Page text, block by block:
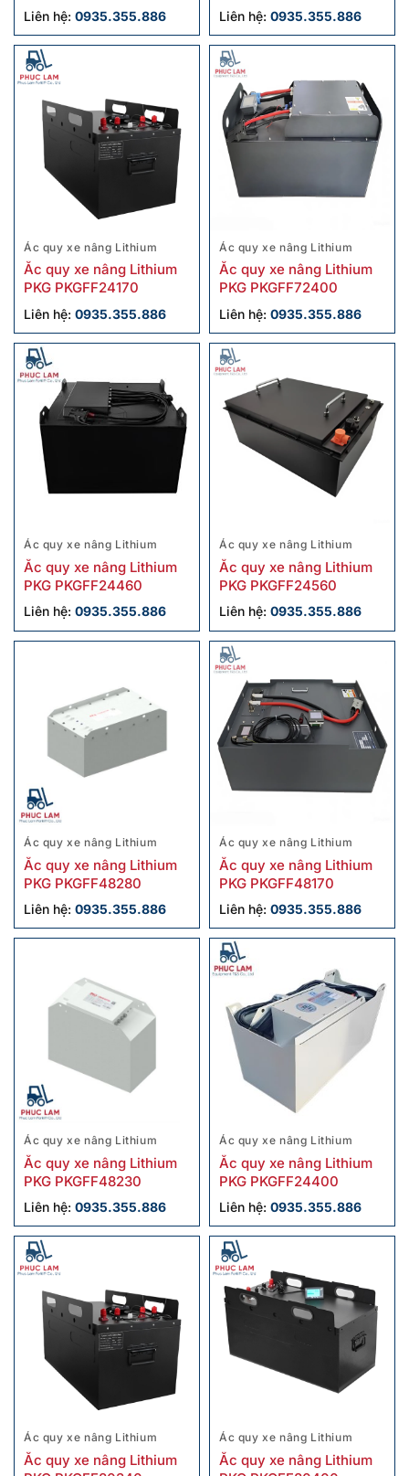
Liên hệ: 0935.355.886 Liên hệ: 0935.355.886
Ác quy xe nâng Lithium
Ắc quy xe nâng Lithium
PKG PKGFF24170
Liên hệ: 0935.355.886
Ác quy xe nâng Lithium
Ắc quy xe nâng Lithium
PKG PKGFF72400
Liên hệ: 0935.355.886
Ác quy xe nâng Lithium
Ắc quy xe nâng Lithium
PKG PKGFF24460
Liên hệ: 0935.355.886
Ác quy xe nâng Lithium
Ắc quy xe nâng Lithium
PKG PKGFF24560
Liên hệ: 0935.355.886
Ác quy xe nâng Lithium
Ắc quy xe nâng Lithium
PKG PKGFF48280
Liên hệ: 0935.355.886
Ác quy xe nâng Lithium
Ắc quy xe nâng Lithium
PKG PKGFF48170
Liên hệ: 0935.355.886
Ác quy xe nâng Lithium
Ắc quy xe nâng Lithium
PKG PKGFF48230
Liên hệ: 0935.355.886
Ác quy xe nâng Lithium
Ắc quy xe nâng Lithium
PKG PKGFF24400
Liên hệ: 0935.355.886
Ác quy xe nâng Lithium
Ắc quy xe nâng Lithium
Ác quy xe nâng Lithium
Ắc quy xe nâng Lithium